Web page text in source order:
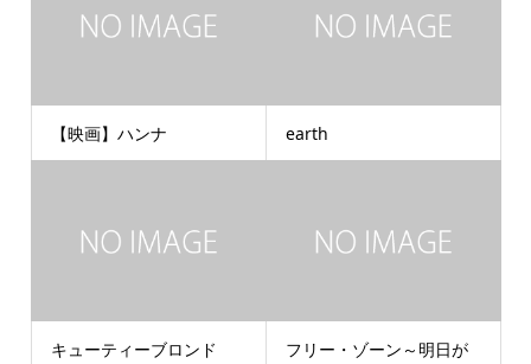
【映画】ハンナ earth
キューティーブロンド
フリー・ゾーン～明日が